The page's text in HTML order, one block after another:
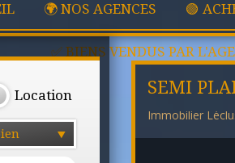
🌍 NOS AGENCES 🟢
✅ BIENS VENDUS PAR
Location SEMI
Immobilier